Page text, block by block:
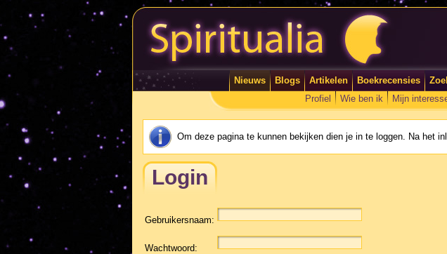
Nieuws Blogs Artikelen Boekrecensies
Profiel
Wie ben ik Mijn
Om deze pagina te kunnen bekijken dien je in te loggen. Na het
Login
Gebruikersnaam:
Wachtwoord: